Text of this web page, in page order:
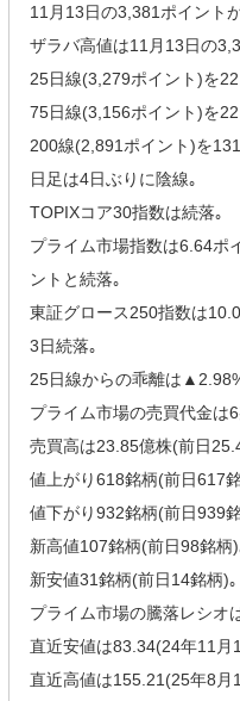
11月13日の3,381ポイント
ザラバ高値は11月13日の
25日線(3,279ポイント)を
75日線(3,156ポイント)を
200線(2,891ポイント)を
日足は4日ぶりに陰線｡
TOPIXコア30指数は続落｡
プライム市場指数は6.64
ントと続落｡
東証グロース250指数は
3日続落｡
25日線からの乖離は
プライム市場の売買代金は
売買高は23.85億株(前日
値上がり618銘柄(前日617
値下がり932銘柄(前日939
新高値107銘柄(前日98銘柄)
新安値31銘柄(前日14銘柄)｡
プライム市場の騰落レシオ
直近安値は83.34(24年11月
直近高値は155.21(25年8月